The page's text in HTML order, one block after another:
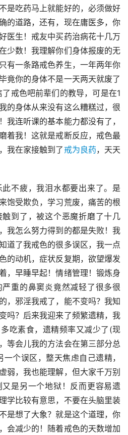
是吃药马上就能好的，必须做好
的道路，还有，现在庸医多，你
医生！戒友中买药治病花十几万
少数！我理解你们身体报废的无
有一条路戒色养生，一年两年你
竟你的身体不是一天两天就废了
戒色吧前辈们的教导，可是在1
的身体从来没有这么糟糕过，很
我连听课的基本能力都没有了，
着我！这就是戒断反应，戒色最
我在家接触到了 戒为良药，天天
不疲，我泪水都要出来了。是
饱受欺负，学习荒废，痛苦的根
到了，被这个恶魔折磨了十几
我怎么努力得到的都是失败！我
道了我戒色的很多误区，我一点
的动机，症状反复期，欲望爆发
，早睡早起！情绪管理！锻炼身
重的鼻窦炎竟然减轻了很多很
，邪淫我戒了，能不变吗？我知
吗？后来我迎来了频繁遗精，我
吃素食，遗精频率又减少了(现
等会儿我的方法会在第三部分总
个误区，整天焦虑自己遗精，
弱，我也能理解，但大家千万别
是另一个地狱！反而更容易遗
学比较有意思，不要在头脑里装
是想了大象？就是这个道理，你
会减少的！随着戒色的天数增加